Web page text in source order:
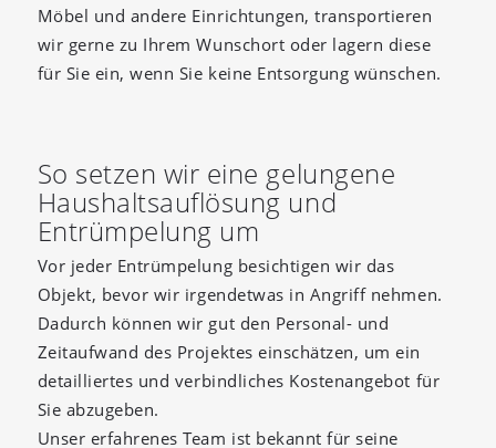
Möbel und andere Einrichtungen, transportieren
wir gerne zu Ihrem Wunschort oder lagern diese
für Sie ein, wenn Sie keine Entsorgung wünschen.
So setzen wir eine gelungene
Haushaltsauflösung und
Entrümpelung um
Vor jeder Entrümpelung besichtigen wir das
Objekt, bevor wir irgendetwas in Angriff nehmen.
Dadurch können wir gut den Personal- und
Zeitaufwand des Projektes einschätzen, um ein
detailliertes und verbindliches Kostenangebot für
Sie abzugeben.
Unser erfahrenes Team ist bekannt für seine